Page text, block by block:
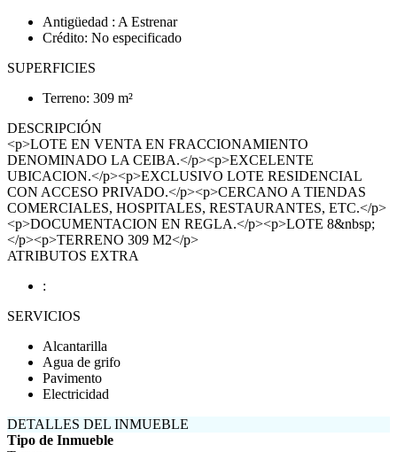
Antigüedad : A Estrenar
Crédito: No especificado
SUPERFICIES
Terreno: 309 m²
DESCRIPCIÓN
<p>LOTE EN VENTA EN FRACCIONAMIENTO
DENOMINADO LA CEIBA.</p><p>EXCELENTE
UBICACION.</p><p>EXCLUSIVO LOTE RESIDENCIAL
CON ACCESO PRIVADO.</p><p>CERCANO A TIENDAS
COMERCIALES, HOSPITALES, RESTAURANTES, ETC.</p>
<p>DOCUMENTACION EN REGLA.</p><p>LOTE 8&nbsp;
</p><p>TERRENO 309 M2</p>
ATRIBUTOS EXTRA
:
SERVICIOS
Alcantarilla
Agua de grifo
Pavimento
Electricidad
DETALLES DEL INMUEBLE
Tipo de Inmueble